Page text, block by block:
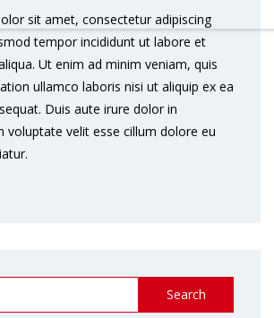
sit amet, consectetur adipiscing
tempor incididunt ut labore et
Ut enim ad minim veniam, quis
ullamco laboris nisi ut aliquip ex ea
Duis aute irure dolor in
voluptate velit esse cillum dolore eu
Search